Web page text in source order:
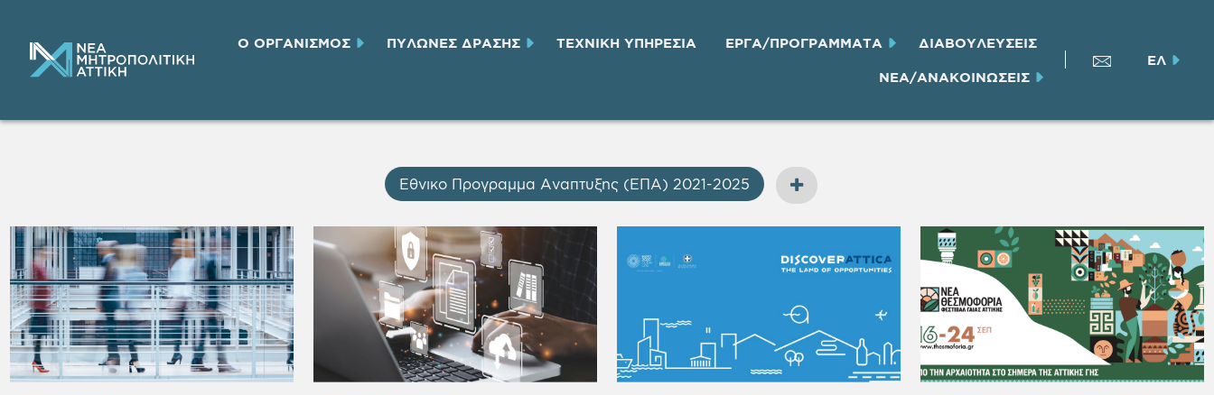
Ο ΟΡΓΑΝΙΣΜΟΣ ΠΥΛΩΝΕΣ ΔΡΑΣΗΣ ΤΕΧΝΙΚH ΥΠΗΡΕΣΙA ΕΡΓΑ/ΠΡΟΓΡΑΜΜΑΤΑ ΔΙΑΒΟΥΛΕΥΣΕΙΣ
ΝΕΑ/ΑΝΑΚΟΙΝΩΣΕΙΣ
ΕΛ
Εθνικο Προγραμμα Αναπτυξης (ΕΠΑ) 2021-2025